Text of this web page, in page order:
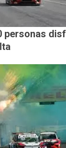
personas